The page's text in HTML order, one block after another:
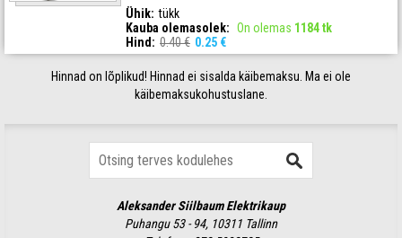
Ühik: tükk
Kauba olemasolek: On olemas 1184 tk
Hind: 0.40 € 0.25 €
Hinnad on lõplikud! Hinnad ei sisalda käibemaksu. Ma ei ole
käibemaksukohustuslane.
Aleksander Siilbaum Elektrikaup
Puhangu 53 - 94, 10311 Tallinn